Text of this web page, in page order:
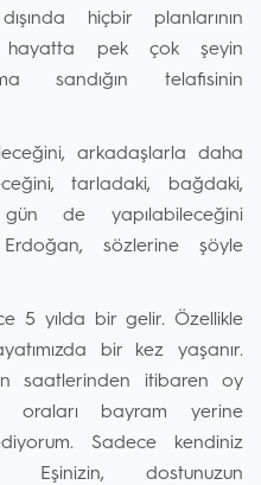
hiçbir planlarının
hayatta pek çok şeyin
sandığın telafisinin
arkadaşlarla daha
tarladaki, bağdaki,
de yapılabileceğini
Erdoğan, sözlerine şöyle
5 yılda bir gelir. Özellikle
bir kez yaşanır.
saatlerinden itibaren oy
oraları bayram yerine
Sadece kendiniz
Eşinizin, dostunuzun